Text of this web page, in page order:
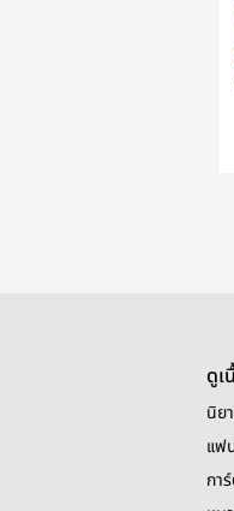
ดูเ
นิย
แฟ
กา